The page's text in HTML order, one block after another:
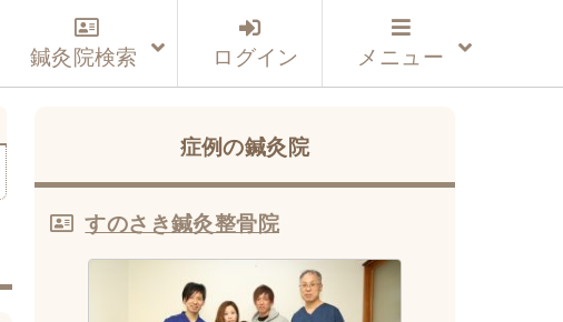
鍼灸院検索 ログイン メニュー
症例の鍼灸院
すのさき鍼灸整骨院